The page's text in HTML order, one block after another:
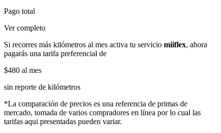
Pago total
Ver completo
Si recorres más kilómetros al mes activa tu servicio miiflex, ahora
pagarás una tarifa preferencial de
$480 al mes
sin reporte de kilómetros
*La comparación de precios es una referencia de primas de
mercado, tomada de varios compradores en línea por lo cual las
tarifas aqui presentadas pueden variar.